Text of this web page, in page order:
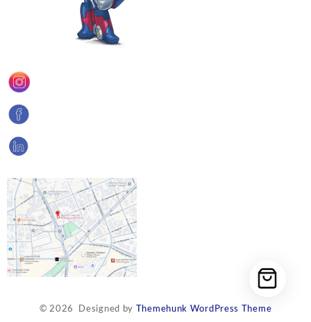
© 2026 Designed by Themehunk WordPress Theme